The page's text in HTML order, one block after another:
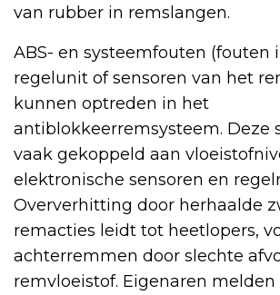
van rubber in remslangen.
ABS- en systeemfouten (fouten
regelunit of sensoren van het
kunnen optreden in het
antiblokkeerremsysteem. Deze
vaak gekoppeld aan
elektronische sensoren en
Oververhitting door herhaalde
remacties leidt tot heetlopers,
achterremmen door slechte
remvloeistof. Eigenaren melden